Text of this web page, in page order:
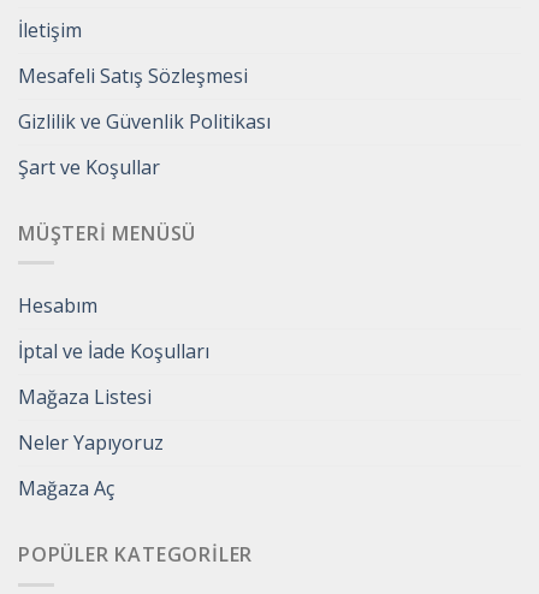
İletişim
Mesafeli Satış Sözleşmesi
Gizlilik ve Güvenlik Politikası
Şart ve Koşullar
MÜŞTERI MENÜSÜ
Hesabım
İptal ve İade Koşulları
Mağaza Listesi
Neler Yapıyoruz
Mağaza Aç
POPÜLER KATEGORILER